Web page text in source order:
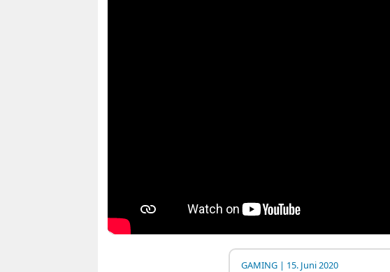
GAMING| 15. Juni 2020